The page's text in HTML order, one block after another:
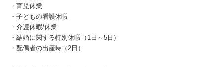
・育児休業
・子どもの看護休暇
・介護休暇/休業
・結婚に関する特別休暇（1日～5日）
・配偶者の出産時（2日）